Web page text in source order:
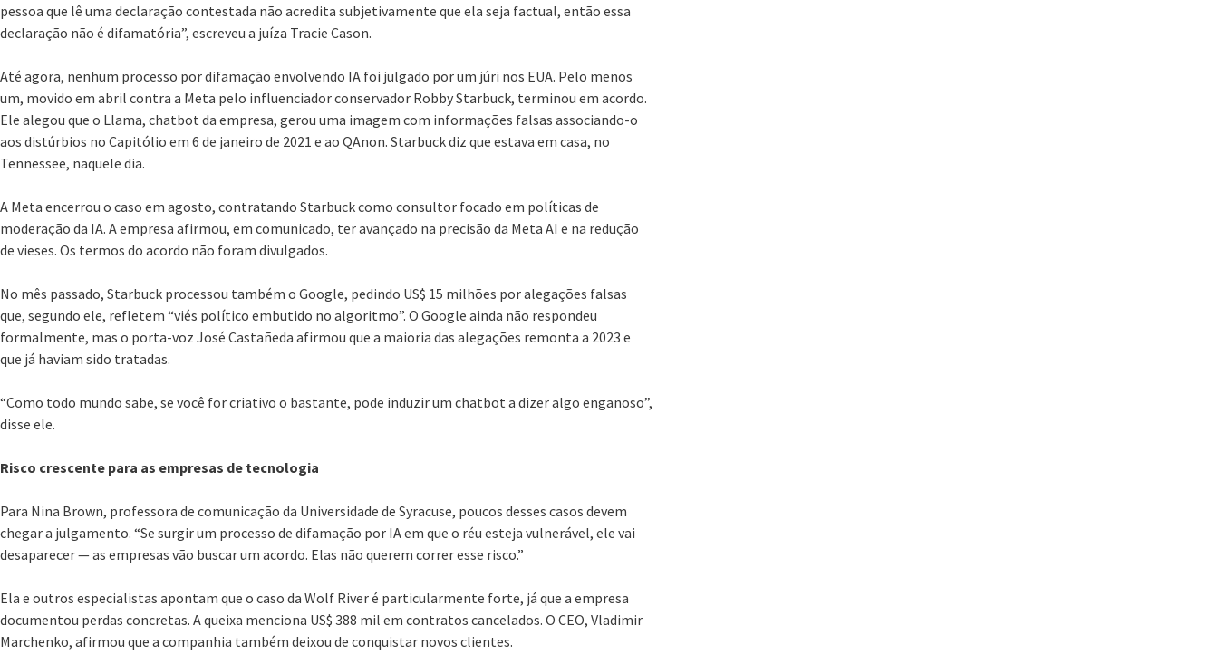
pessoa que lê uma declaração contestada não acredita subjetivamente que ela seja factual, então essa
declaração não é difamatória”, escreveu a juíza Tracie Cason.
Até agora, nenhum processo por difamação envolvendo IA foi julgado por um júri nos EUA. Pelo menos
um, movido em abril contra a Meta pelo influenciador conservador Robby Starbuck, terminou em acordo.
Ele alegou que o Llama, chatbot da empresa, gerou uma imagem com informações falsas associando-o
aos distúrbios no Capitólio em 6 de janeiro de 2021 e ao QAnon. Starbuck diz que estava em casa, no
Tennessee, naquele dia.
A Meta encerrou o caso em agosto, contratando Starbuck como consultor focado em políticas de
moderação da IA. A empresa afirmou, em comunicado, ter avançado na precisão da Meta AI e na redução
de vieses. Os termos do acordo não foram divulgados.
No mês passado, Starbuck processou também o Google, pedindo US$ 15 milhões por alegações falsas
que, segundo ele, refletem “viés político embutido no algoritmo”. O Google ainda não respondeu
formalmente, mas o porta-voz José Castañeda afirmou que a maioria das alegações remonta a 2023 e
que já haviam sido tratadas.
“Como todo mundo sabe, se você for criativo o bastante, pode induzir um chatbot a dizer algo enganoso”,
disse ele.
Risco crescente para as empresas de tecnologia
Para Nina Brown, professora de comunicação da Universidade de Syracuse, poucos desses casos devem
chegar a julgamento. “Se surgir um processo de difamação por IA em que o réu esteja vulnerável, ele vai
desaparecer — as empresas vão buscar um acordo. Elas não querem correr esse risco.”
Ela e outros especialistas apontam que o caso da Wolf River é particularmente forte, já que a empresa
documentou perdas concretas. A queixa menciona US$ 388 mil em contratos cancelados. O CEO, Vladimir
Marchenko, afirmou que a companhia também deixou de conquistar novos clientes.